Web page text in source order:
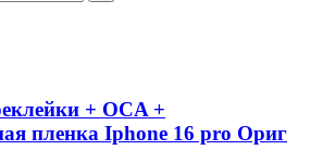
+ OCA +
пленка Iphone 16 pro Ориг